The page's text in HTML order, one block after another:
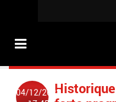
04/12/2023